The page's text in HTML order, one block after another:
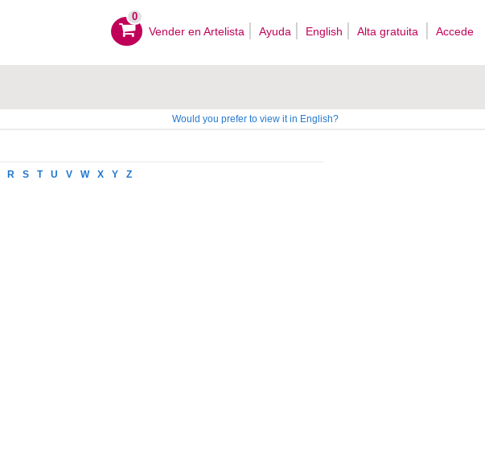
0
Vender en Artelista Ayuda English Alta gratuita Accede
Would you prefer to view it in English?
R S T U V W X Y Z